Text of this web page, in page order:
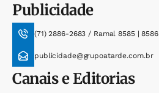
Publicidade
(71) 2886-2683 / Ramal 8585 | 8586
publicidade@grupoatarde.com.br
Canais e Editorias